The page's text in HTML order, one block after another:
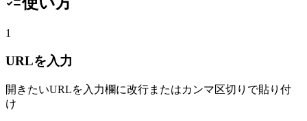
1
URLを入力
開きたいURLを入力欄に改行またはカンマ区切りで貼り付
け